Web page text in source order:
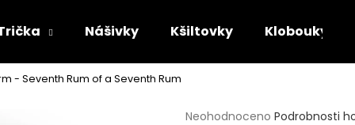
Nášivky Kšiltovky Klobouky
- Seventh Rum of a Seventh Rum
Průměrné
Neohodnoceno Podrobnosti
Co potřebujete najít?